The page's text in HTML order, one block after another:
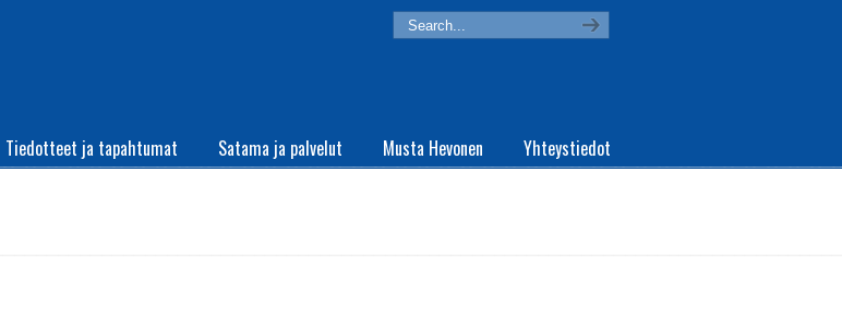
Tiedotteet ja tapahtumat Satama ja palvelut Musta Hevonen Yhteystiedot